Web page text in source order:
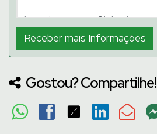
Gostou? Compartilhe!